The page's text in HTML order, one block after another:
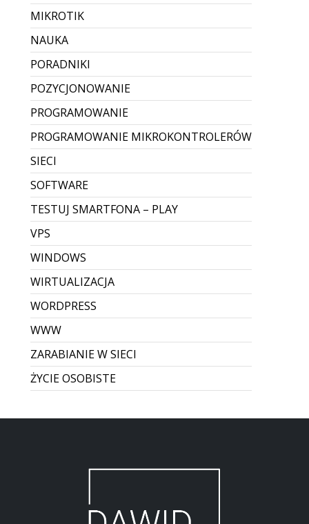
MIKROTIK
NAUKA
PORADNIKI
POZYCJONOWANIE
PROGRAMOWANIE
PROGRAMOWANIE MIKROKONTROLERÓW
SIECI
SOFTWARE
TESTUJ SMARTFONA – PLAY
VPS
WINDOWS
WIRTUALIZACJA
WORDPRESS
WWW
ZARABIANIE W SIECI
ŻYCIE OSOBISTE